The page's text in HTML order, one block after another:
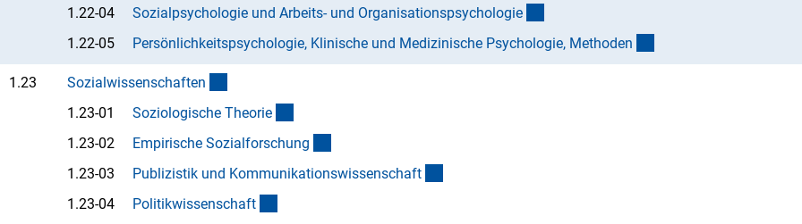
1.22-04
Sozialpsychologie und Arbeits- und Organisationspsychologie
1.22-05
Persönlichkeitspsychologie, Klinische und Medizinische Psychologie, Methoden
1.23 Sozialwissenschaften
1.23-01
Soziologische Theorie
1.23-02
Empirische Sozialforschung
1.23-03
Publizistik und Kommunikationswissenschaft
1.23-04
Politikwissenschaft